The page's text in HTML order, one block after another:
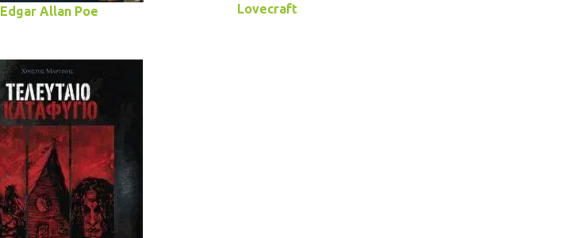
Edgar Allan Poe Lovecraft